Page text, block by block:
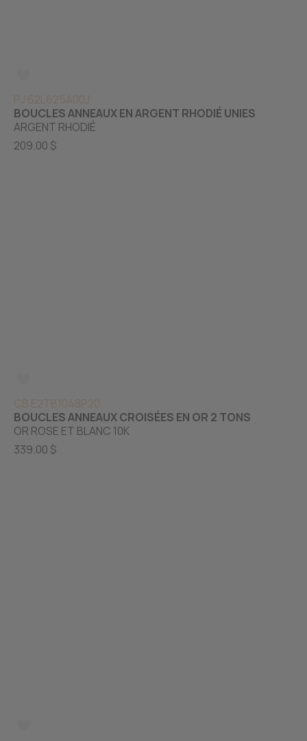
PJ 62L625A00J
BOUCLES ANNEAUX EN ARGENT RHODIÉ UNIES
ARGENT RHODIÉ
209.00 $
CB E2TB1048P20
BOUCLES ANNEAUX CROISÉES EN OR 2 TONS
OR ROSE ET BLANC 10K
339.00 $